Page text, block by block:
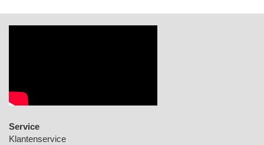
Service
Klantenservice